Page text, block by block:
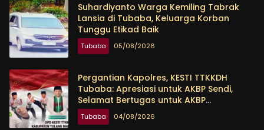
Suhardiyanto Warga Kemiling Tabrak
Lansia di Tubaba, Keluarga Korban
Tunggu Etikad Baik
Tubaba 05/08/2026
Pergantian Kapolres, KESTI TTKKDH
Tubaba: Apresiasi untuk AKBP Sendi,
Selamat Bertugas untuk AKBP
Himmawan
Tubaba 04/08/2026